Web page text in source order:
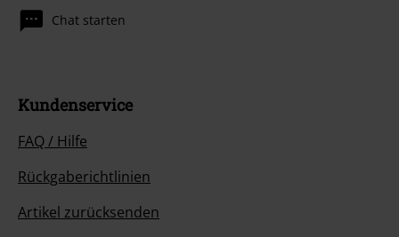
Chat starten
Kundenservice
FAQ / Hilfe
Rückgaberichtlinien
Artikel zurücksenden